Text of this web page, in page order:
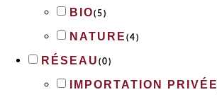
BIO(5)
NATURE (4)
RÉSEAU (0)
IMPORTATION PRIVÉE